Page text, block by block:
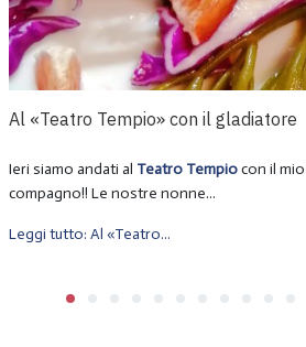
Al «Teatro Tempio» con il gladiatore
Ieri siamo andati al Teatro Tempiocon il mio
compagno!! Le nostre nonne...
Leggi tutto: Al «Teatro...